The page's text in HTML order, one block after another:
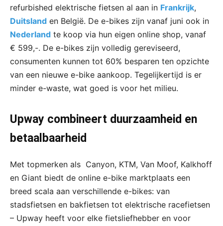
refurbished elektrische fietsen al aan in Frankrijk,
Duitsland en België. De e-bikes zijn vanaf juni ook in
Nederland te koop via hun eigen online shop, vanaf
€ 599,-. De e-bikes zijn volledig gereviseerd,
consumenten kunnen tot 60% besparen ten opzichte
van een nieuwe e-bike aankoop. Tegelijkertijd is er
minder e-waste, wat goed is voor het milieu.
Upway combineert duurzaamheid en
betaalbaarheid
Met topmerken als Canyon, KTM, Van Moof, Kalkhoff
en Giant biedt de online e-bike marktplaats een
breed scala aan verschillende e-bikes: van
stadsfietsen en bakfietsen tot elektrische racefietsen
– Upway heeft voor elke fietsliefhebber en voor